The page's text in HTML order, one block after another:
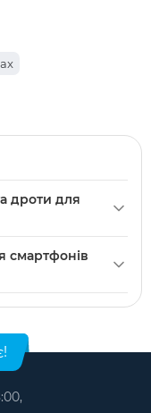
дроти для
— 309 грн.
мікрофона
мікрофона
мікрофона
смартфонів